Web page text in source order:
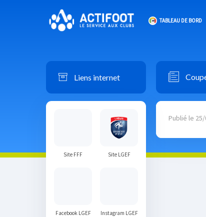
TABLEAU DE BORD
Liens internet
Site FFF Site LGEF
Facebook LGEF
Instagram LGEF
Publié le